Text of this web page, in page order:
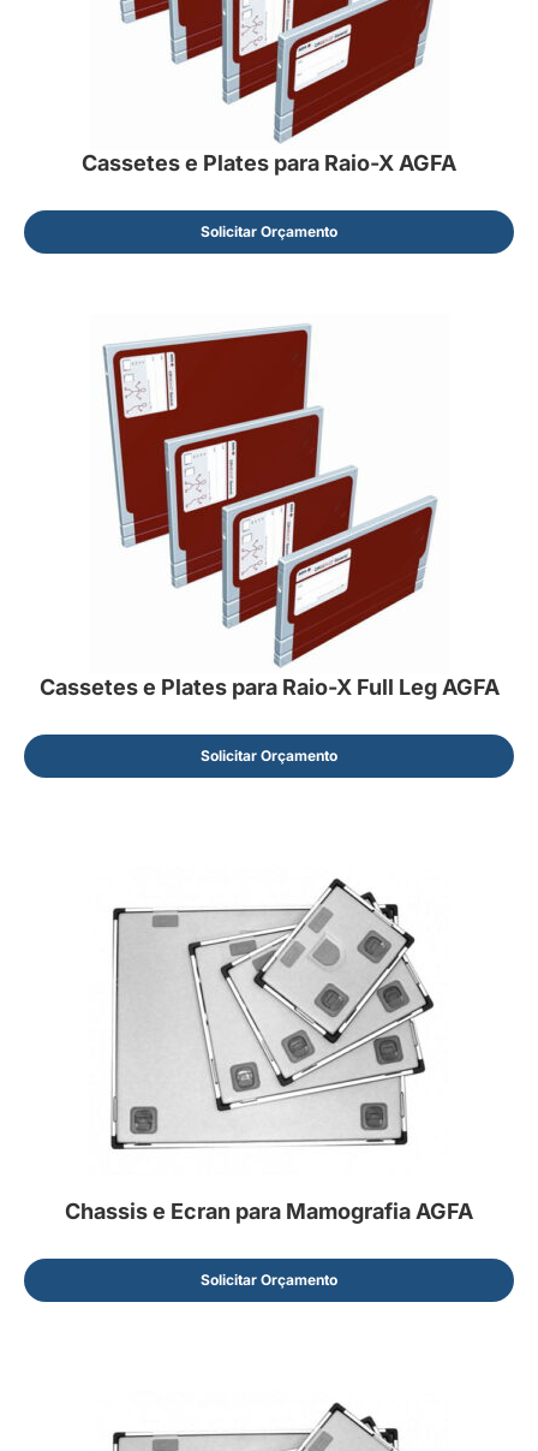
Cassetes e Plates para Raio-X AGFA
Solicitar Orçamento
Cassetes e Plates para Raio-X Full Leg AGFA
Solicitar Orçamento
Chassis e Ecran para Mamografia AGFA
Solicitar Orçamento